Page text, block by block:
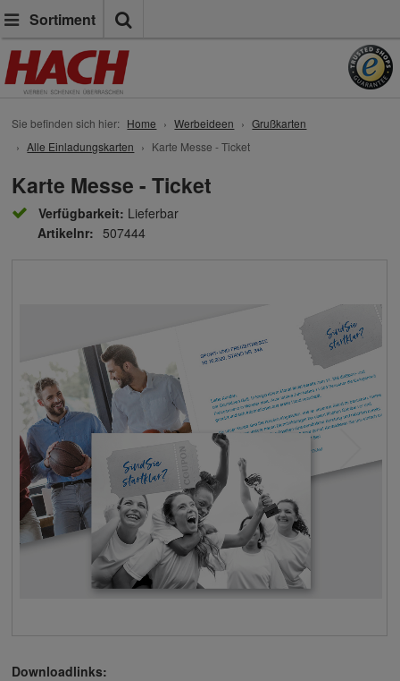
Sortiment
Sie befinden sich hier: Home Werbeideen
Grußkarten
Alle Einladungskarten
Karte Messe - Ticket
Karte Messe - Ticket
Verfügbarkeit: Lieferbar
Artikelnr: 507444
Downloadlinks: